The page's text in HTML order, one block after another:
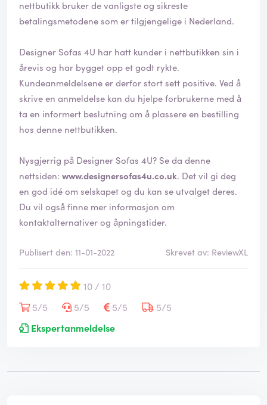
nettbutikk bruker de vanligste og sikreste
betalingsmetodene som er tilgjengelige i Nederland.
Designer Sofas 4U har hatt kunder i nettbutikken sin i
årevis og har bygget opp et godt rykte.
Kundeanmeldelsene er derfor stort sett positive. Ved å
skrive en anmeldelse kan du hjelpe forbrukerne med å
ta en informert beslutning om å plassere en bestilling
hos denne nettbutikken.
Nysgjerrig på Designer Sofas 4U? Se da denne
nettsiden: www.designersofas4u.co.uk. Det vil gi deg
en god idé om selskapet og du kan se utvalget deres.
Du vil også finne mer informasjon om
kontaktalternativer og åpningstider.
Publisert den: 11-01-2022 Skrevet av: ReviewXL
10 / 10
5/5
5/5 5/5
5/5
Ekspertanmeldelse